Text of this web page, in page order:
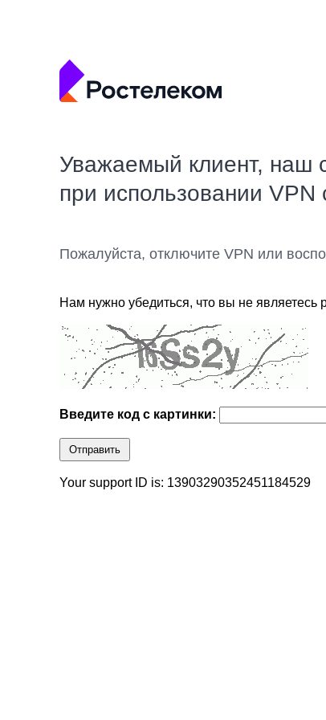
Уважаемый клиент, наш
при использовании VPN
Пожалуйста, отключите VPN или
Нам нужно убедиться, что вы не являетесь
Введите код с картинки:
Отправить
Your support ID is: 13903290352451184529